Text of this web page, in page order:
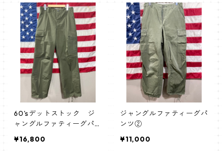
60'sデットストック ジ
ャングルファティーグパン
¥16,800
ジャングルファティーグパ
ンツ②
¥11,000